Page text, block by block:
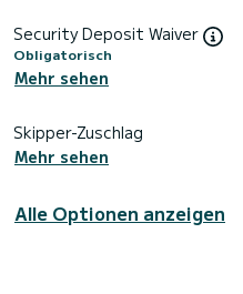
Security Deposit Waiver
Obligatorisch
Mehr sehen
Skipper-Zuschlag
Mehr sehen
Alle Optionen anzeigen